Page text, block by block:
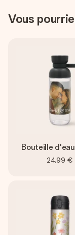
Vous
Bouteille
24,99 €